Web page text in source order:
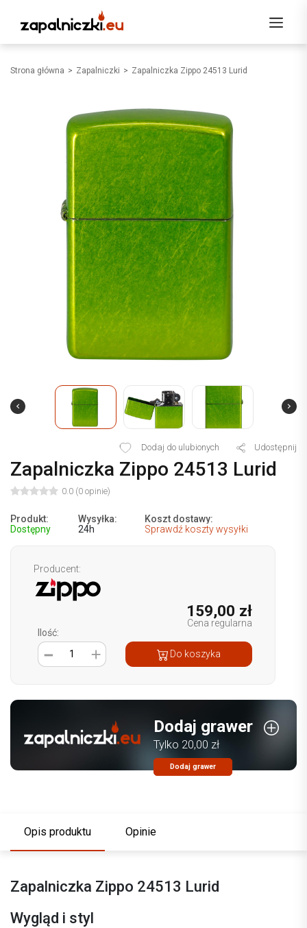
Strona główna Zapalniczki Zapalniczka Zippo 24513 Lurid
Dodaj do ulubionych Udostępnij
Zapalniczka Zippo 24513 Lurid
0.0 (0 opinie)
Produkt:
Dostępny
Wysyłka:
24h
Koszt dostawy:
Sprawdź koszty wysyłki
Producent:
159,00 zł
Cena regularna
Ilość:
1
Do koszyka
Dodaj grawer
Tylko 20,00 zł
Dodaj grawer
Opis produktu Opinie
Zapalniczka Zippo 24513 Lurid
Wygląd i styl